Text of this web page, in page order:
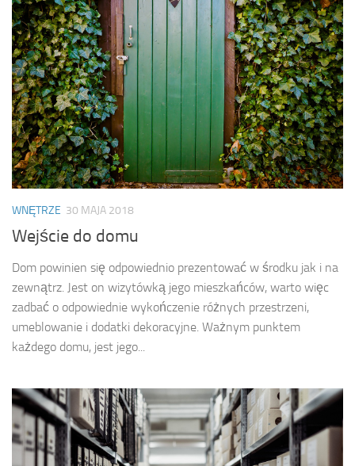
WNĘTRZE 30 MAJA 2018
Wejście do domu
Dom powinien się odpowiednio prezentować w środku jak i na
zewnątrz. Jest on wizytówką jego mieszkańców, warto więc
zadbać o odpowiednie wykończenie różnych przestrzeni,
umeblowanie i dodatki dekoracyjne. Ważnym punktem
każdego domu, jest jego...